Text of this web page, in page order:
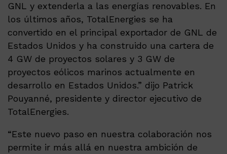
GNL y extenderla a las energías renovables. En
los últimos años, TotalEnergies se ha
convertido en el principal exportador de GNL de
Estados Unidos y ha construido una cartera de
4 GW de proyectos solares y 3 GW de
proyectos eólicos marinos actualmente en
desarrollo en Estados Unidos.” dijo Patrick
Pouyanné, presidente y director ejecutivo de
TotalEnergies.
“Este nuevo paso en nuestra colaboración nos
permite ir más allá en nuestra ambición de